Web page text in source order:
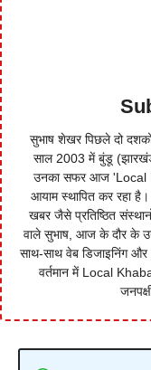
सुभाष शेखर पिछले दो
साल 2003 में बुंडू
उनका सफर आज 'Local
आयाम स्थापित कर रहा है।
खबर जैसे प्रतिष्ठित
वाले सुभाष, आज के दौर के
साथ-साथ वेब डिजाइनिंग
वर्तमान में Local